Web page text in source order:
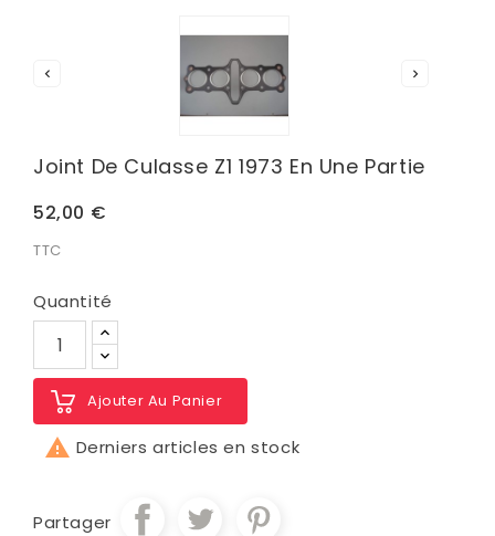
 
Joint De Culasse Z1 1973 En Une Partie
52,00 €
TTC
Quantité
Ajouter Au Panier
 Derniers articles en stock
Partager